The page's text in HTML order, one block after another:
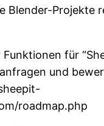
Blender-Projekte
für
und
roadmap.php